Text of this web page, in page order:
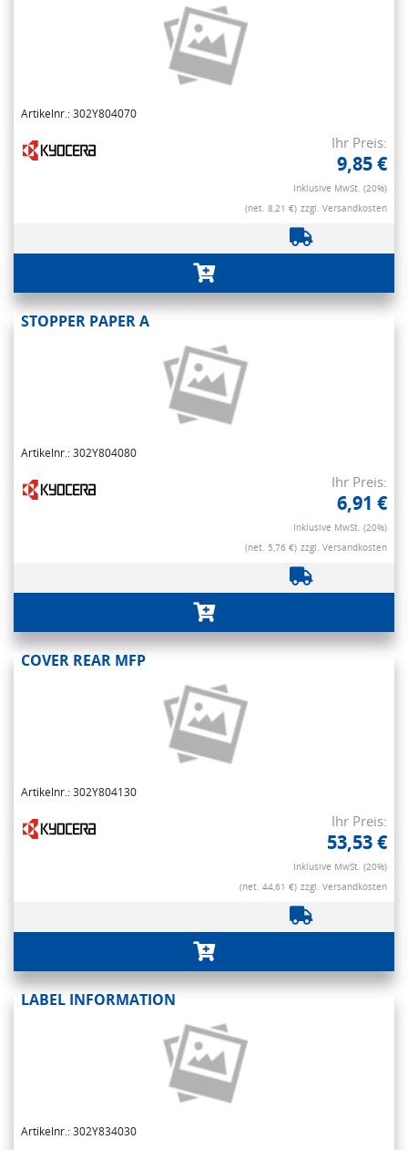
Artikelnr.: 302Y804070
Ihr Preis:
9,85 €
Inklusive MwSt. (20%)
(net. 8,21 €) zzgl. Versandkosten
STOPPER PAPER A
Artikelnr.: 302Y804080
Ihr Preis:
6,91 €
Inklusive MwSt. (20%)
(net. 5,76 €) zzgl. Versandkosten
COVER REAR MFP
Artikelnr.: 302Y804130
Ihr Preis:
53,53 €
Inklusive MwSt. (20%)
(net. 44,61 €) zzgl. Versandkosten
LABEL INFORMATION
Artikelnr.: 302Y834030